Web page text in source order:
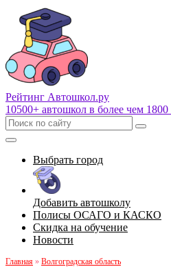
Рейтинг Автошкол.ру
10500+ автошкол в более чем
Выбрать город
Добавить автошколу
Полисы ОСАГО и КАСКО
Скидка на обучение
Новости
Главная » Волгоградская область